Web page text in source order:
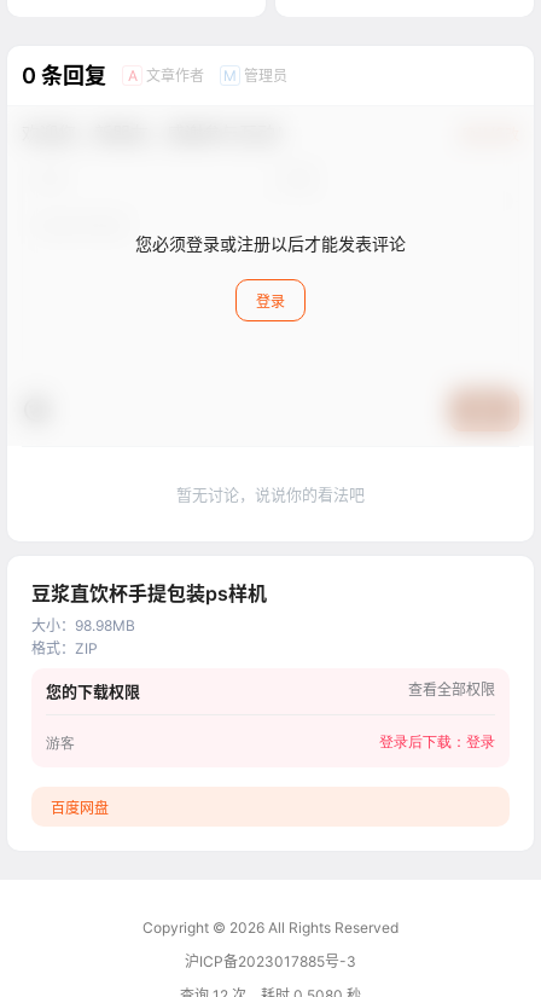
0 条回复 A 文章作者 M 管理员
您必须登录或注册以后才能发表评论
登录
暂无讨论，说说你的看法吧
豆浆直饮杯手提包装ps样机
大小： 98.98MB
格式： ZIP
您的下载权限 查看全部权限
游客 登录后下载： 登录
百度网盘
Copyright © 2026 All Rights Reserved
沪ICP备2023017885号-3